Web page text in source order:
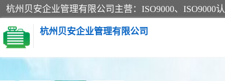
杭州贝安企业管理有限公司